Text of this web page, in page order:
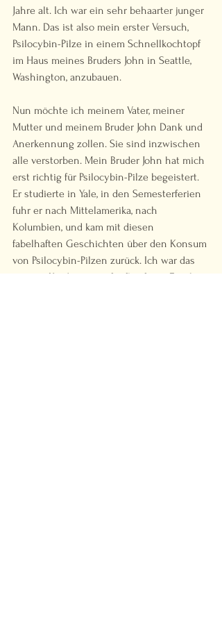
Jahre alt. Ich war ein sehr behaarter junger
Mann. Das ist also mein erster Versuch,
Psilocybin-Pilze in einem Schnellkochtopf
im Haus meines Bruders John in Seattle,
Washington, anzubauen.
Nun möchte ich meinem Vater, meiner
Mutter und meinem Bruder John Dank und
Anerkennung zollen. Sie sind inzwischen
alle verstorben. Mein Bruder John hat mich
erst richtig für Psilocybin-Pilze begeistert.
Er studierte in Yale, in den Semesterferien
fuhr er nach Mittelamerika, nach
Kolumbien, und kam mit diesen
fabelhaften Geschichten über den Konsum
von Psilocybin-Pilzen zurück. Ich war das
jüngste Kind in einer fünfköpfigen Familie,